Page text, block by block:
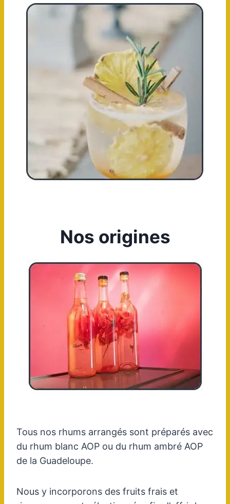
Nos origines
Tous nos rhums arrangés sont préparés avec
du rhum blanc AOP ou du rhum ambré AOP
de la Guadeloupe.
Nous y incorporons des fruits frais et